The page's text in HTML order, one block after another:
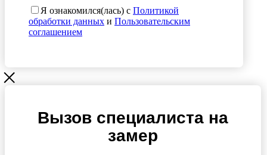
Я ознакомился(лась) с Политикой
обработки данных и Пользовательским
соглашением
Вызов специалиста на
замер